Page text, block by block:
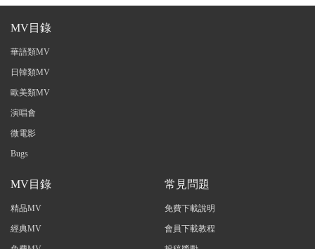
MV目錄
華語類MV
日韓類MV
歐美類MV
演唱會
微電影
Bugs
MV目錄
精品MV
經典MV
常見問題
免費下載說明
會員下載教程